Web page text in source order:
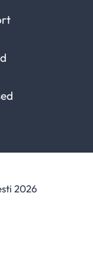
2026